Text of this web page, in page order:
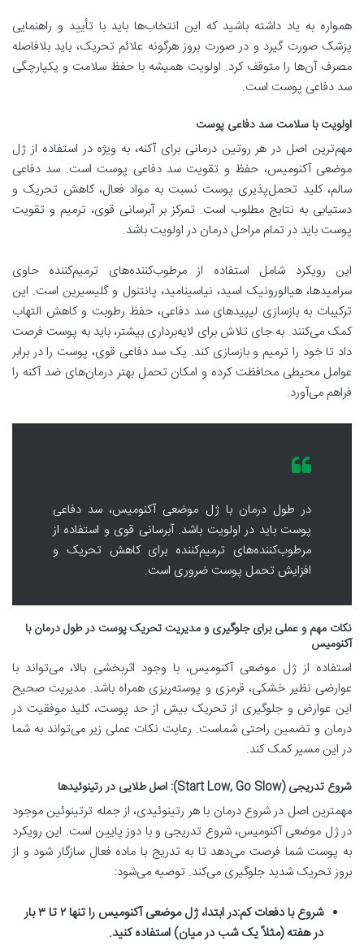
همواره به یاد داشته باشید که این انتخاب‌ها باید با تأیید و راهنمایی
پزشک صورت گیرد و در صورت بروز هرگونه علائم تحریک، باید بلافاصله
مصرف آن‌ها را متوقف کرد. اولویت همیشه با حفظ سلامت و یکپارچگی
سد دفاعی پوست است.
اولویت با سلامت سد دفاعی پوست
مهم‌ترین اصل در هر روتین درمانی برای آکنه، به ویژه در استفاده از ژل
موضعی آکنومیس، حفظ و تقویت سد دفاعی پوست است. سد دفاعی
سالم، کلید تحمل‌پذیری پوست نسبت به مواد فعال، کاهش تحریک و
دستیابی به نتایج مطلوب است. تمرکز بر آبرسانی قوی، ترمیم و تقویت
پوست باید در تمام مراحل درمان در اولویت باشد.
این رویکرد شامل استفاده از مرطوب‌کننده‌های ترمیم‌کننده حاوی
سرامیدها، هیالورونیک اسید، نیاسینامید، پانتنول و گلیسیرین است. این
ترکیبات به بازسازی لیپیدهای سد دفاعی، حفظ رطوبت و کاهش التهاب
کمک می‌کنند. به جای تلاش برای لایه‌برداری بیشتر، باید به پوست فرصت
داد تا خود را ترمیم و بازسازی کند. یک سد دفاعی قوی، پوست را در برابر
عوامل محیطی محافظت کرده و امکان تحمل بهتر درمان‌های ضد آکنه را
فراهم می‌آورد.
در طول درمان با ژل موضعی آکنومیس، سد دفاعی
پوست باید در اولویت باشد. آبرسانی قوی و استفاده از
مرطوب‌کننده‌های ترمیم‌کننده برای کاهش تحریک و
افزایش تحمل پوست ضروری است.
نکات مهم و عملی برای جلوگیری و مدیریت تحریک پوست در طول درمان با
آکنومیس
استفاده از ژل موضعی آکنومیس، با وجود اثربخشی بالا، می‌تواند با
عوارضی نظیر خشکی، قرمزی و پوسته‌ریزی همراه باشد. مدیریت صحیح
این عوارض و جلوگیری از تحریک بیش از حد پوست، کلید موفقیت در
درمان و تضمین راحتی شماست. رعایت نکات عملی زیر می‌تواند به شما
در این مسیر کمک کند.
شروع تدریجی (Start Low, Go Slow): اصل طلایی در رتینوئیدها
مهمترین اصل در شروع درمان با هر رتینوئیدی، از جمله ترتینوئین موجود
در ژل موضعی آکنومیس، شروع تدریجی و با دوز پایین است. این رویکرد
به پوست شما فرصت می‌دهد تا به تدریج با ماده فعال سازگار شود و از
بروز تحریک شدید جلوگیری می‌کند. توصیه می‌شود:
شروع با دفعات کم:
در ابتدا، ژل موضعی آکنومیس را تنها ۲ تا ۳ بار
در هفته (مثلاً یک شب در میان) استفاده کنید.